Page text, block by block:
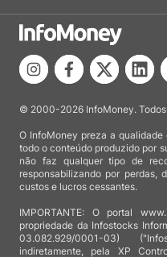
© 2000-2026 InfoMoney.
O InfoMoney preza a
todo o conteúdo produzido por
não faz qualquer tipo de
responsabilizando por perdas,
custos e lucros cessantes.
IMPORTANTE: O portal
propriedade da Infostocks
03.082.929/0001-03)
indiretamente, pela XP